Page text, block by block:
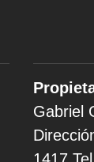
Gabriel